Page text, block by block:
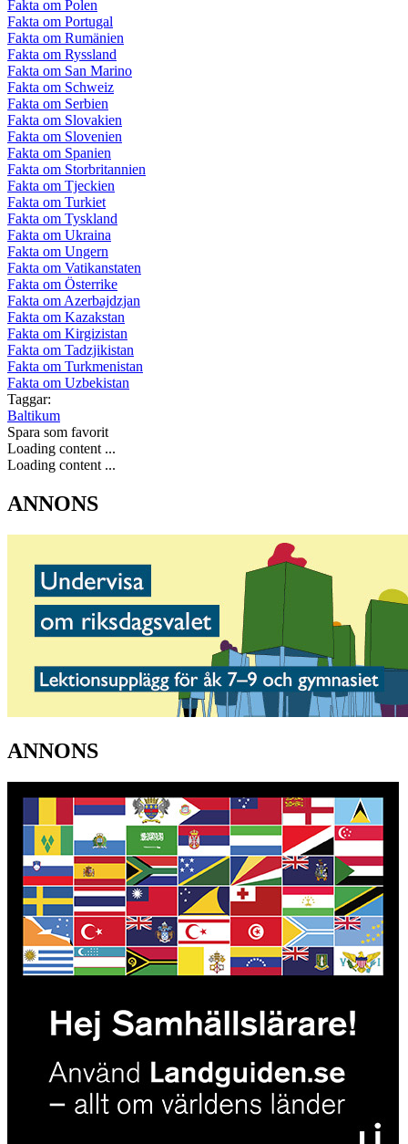
Fakta om Polen
Fakta om Portugal
Fakta om Rumänien
Fakta om Ryssland
Fakta om San Marino
Fakta om Schweiz
Fakta om Serbien
Fakta om Slovakien
Fakta om Slovenien
Fakta om Spanien
Fakta om Storbritannien
Fakta om Tjeckien
Fakta om Turkiet
Fakta om Tyskland
Fakta om Ukraina
Fakta om Ungern
Fakta om Vatikanstaten
Fakta om Österrike
Fakta om Azerbajdzjan
Fakta om Kazakstan
Fakta om Kirgizistan
Fakta om Tadzjikistan
Fakta om Turkmenistan
Fakta om Uzbekistan
Taggar:
Baltikum
Spara som favorit
Loading content ...
Loading content ...
ANNONS
ANNONS